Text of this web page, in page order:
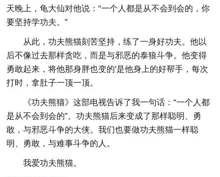
天晚上，龟大仙对他说：“一个人都是从不会到会的，你
要坚持学功夫。”
从此，功夫熊猫刻苦坚持，练了一身好功夫。他以
后不像过去那样贪吃，而是与邪恶的泰狼斗争。他变得
勇敢起来，将他那身胖也变的'是他身上的好帮手，每次
打时，拿肚子一顶一顶。
《功夫熊猫》这部电视告诉了我一句话：“一个人都
是从不会到会的”。功夫熊猫后来变成了那样聪明、勇
敢，与邪恶斗争的大侠。我们也要做功夫熊猫一样聪
明、勇敢，与难事斗争的人。
我爱功夫熊猫。